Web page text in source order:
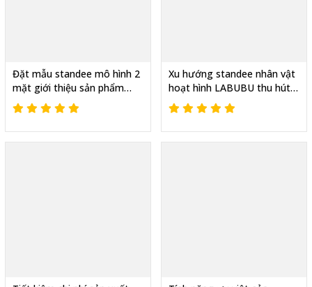
Đặt mẫu standee mô hình 2
mặt giới thiệu sản phẩm
đẹp, In nhanh giá rẻ
Xu hướng standee nhân vật
hoạt hình LABUBU thu hút
KH